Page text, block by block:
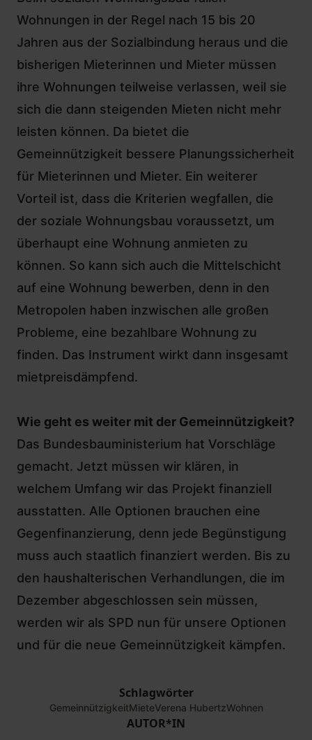
Wohnungen in der Regel nach 15 bis 20
Jahren aus der Sozialbindung heraus und die
bisherigen Mieterinnen und Mieter müssen
ihre Wohnungen teilweise verlassen, weil sie
sich die dann steigenden Mieten nicht mehr
leisten können. Da bietet die
Gemeinnützigkeit bessere Planungssicherheit
für Mieterinnen und Mieter. Ein weiterer
Vorteil ist, dass die Kriterien wegfallen, die
der soziale Wohnungsbau voraussetzt, um
überhaupt eine Wohnung anmieten zu
können. So kann sich auch die Mittelschicht
auf eine Wohnung bewerben, denn in den
Metropolen haben inzwischen alle großen
Probleme, eine bezahlbare Wohnung zu
finden. Das Instrument wirkt dann insgesamt
mietpreisdämpfend.
Wie geht es weiter mit der Gemeinnützigkeit?
Das Bundesbauministerium hat Vorschläge
gemacht. Jetzt müssen wir klären, in
welchem Umfang wir das Projekt finanziell
ausstatten. Alle Optionen brauchen eine
Gegenfinanzierung, denn jede Begünstigung
muss auch staatlich finanziert werden. Bis zu
den haushalterischen Verhandlungen, die im
Dezember abgeschlossen sein müssen,
werden wir als SPD nun für unsere Optionen
und für die neue Gemeinnützigkeit kämpfen.
Schlagwörter
GemeinnützigkeitMieteVerena HubertzWohnen
AUTOR*IN